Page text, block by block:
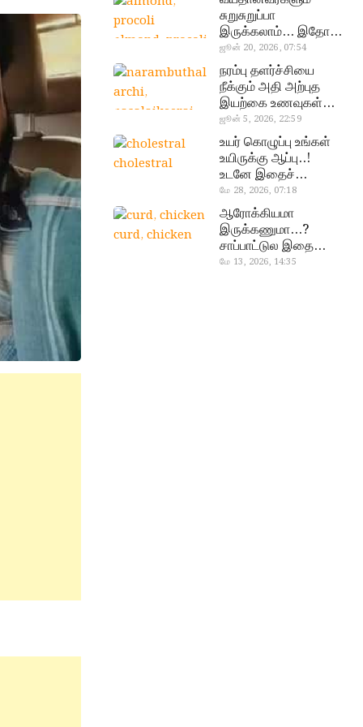
almond, procoli
சுறுசுறுப்பா
இருக்கலாம்… இதோ
சூப்பர் உணவுகள்!
ஜூன் 20, 2026, 07:54
narambuthalar
chi,
pasalaikeerai
நரம்பு தளர்ச்சியை
நீக்கும் அதி அற்புத
இயற்கை உணவுகள்…
தவற விட்டுறாதீங்க!
ஜூன் 5, 2026, 22:59
cholestral
உயர் கொழுப்பு உங்கள்
உயிருக்கு ஆப்பு..!
உடனே இதைச்
செய்யுங்க!
மே 28, 2026, 07:18
curd, chicken
ஆரோக்கியமா
இருக்கணுமா…?
சாப்பாட்டுல இதை
எல்லாம்
மே 13, 2026, 14:35